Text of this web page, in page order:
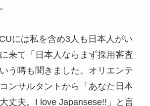
には私を含め3人も日本人がい
来て「日本人ならまず採用審査
う噂も聞きました。オリエンテ
ンサルタントから「あなた日本
丈夫。I love Japansese!!」と言